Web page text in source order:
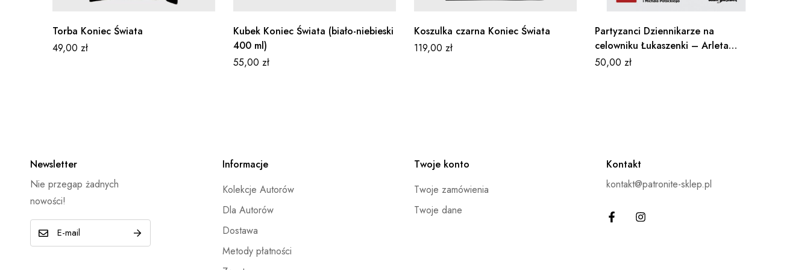
Torba Koniec Świata
49,00 zł
Kubek Koniec Świata (biało-niebieski
400 ml)
55,00 zł
Koszulka czarna Koniec Świata
119,00 zł
Partyzanci Dziennikarze na
celowniku Łukaszenki – Arleta
Bojke, Michał Potocki. (Książka z
50,00 zł
Newsletter
Nie przegap żadnych
nowości!
-
Informacje
Kolekcje Autorów
Dla Autorów
Dostawa
Metody płatności
Twoje konto
Twoje zamówienia
Twoje dane
Kontakt
kontakt@patronite-sklep.pl